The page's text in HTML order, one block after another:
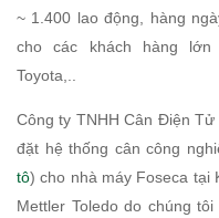
~ 1.400 lao động, hàng
cho các khách hàng lớn
Toyota,..
Công ty TNHH Cân Điện
đặt hệ thống cân công
tô) cho nhà máy Foseca tại
Mettler Toledo do chúng